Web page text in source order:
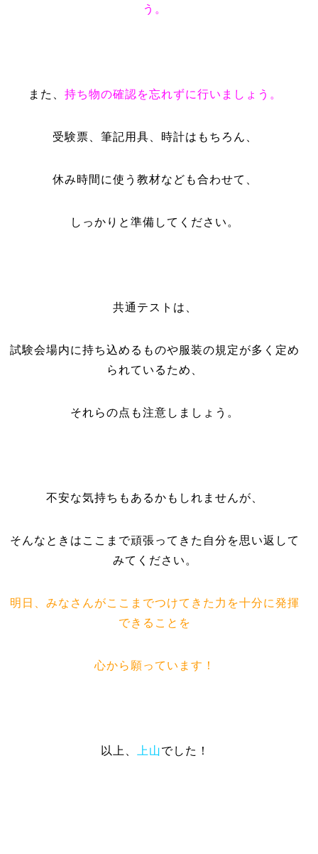
う。
また、 持ち物の確認を忘れずに行いましょう。
受験票、筆記用具、時計はもちろん、
休み時間に使う教材なども合わせて、
しっかりと準備してください。
共通テストは、
試験会場内に持ち込めるものや服装の規定が多く定め
られているため、
それらの点も注意しましょう。
不安な気持ちもあるかもしれませんが、
そんなときはここまで頑張ってきた自分を思い返して
みてください。
明日、みなさんがここまでつけてきた力を十分に発揮
できることを
心から願っています！
以上、 上山でした！